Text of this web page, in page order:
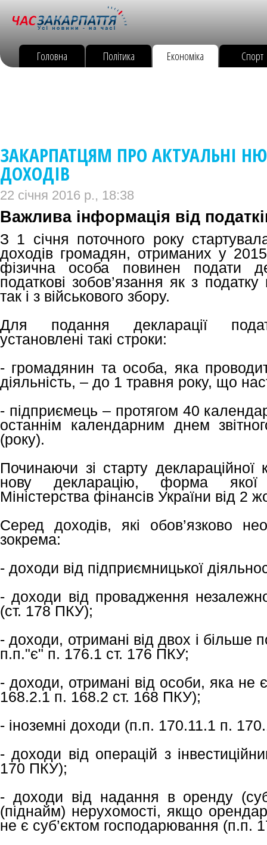
Головна Політика Економіка Спорт
ЗАКАРПАТЦЯМ ПРО АКТУАЛЬНІ
ДОХОДІВ
22 січня 2016 р., 18:38
Важлива інформація від
З 1 січня поточного року
доходів громадян, отриманих у
фізична особа повинен подати
податкові зобов’язання як з
так і з військового збору.
Для подання декларації
установлені такі строки:
- громадянин та особа, яка
діяльність, – до 1 травня року, що
- підприємець – протягом 40
останнім календарним днем
(року).
Починаючи зі старту
нову декларацію, форма якої
Міністерства фінансів України від
Серед доходів, які обов’язково
зокрема:
- доходи від підприємницької
- доходи від провадження
(ст. 178 ПКУ);
- доходи, отримані від двох і більше
п.п."є" п. 176.1 ст. 176 ПКУ;
- доходи, отримані від особи, яка не
168.2.1 п. 168.2 ст. 168 ПКУ);
- іноземні доходи (п.п. 170.11.1 п.
- доходи від операцій з
170 ПКУ);
- доходи від надання в оренду
(піднайм) нерухомості, якщо
не є суб’єктом господарювання (п.п.